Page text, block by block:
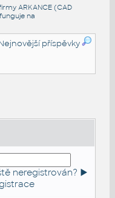
ARKANCE (CAD
na
příspěvky
neregistrován? ►